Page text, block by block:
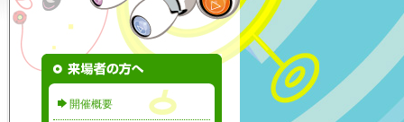
開催概要